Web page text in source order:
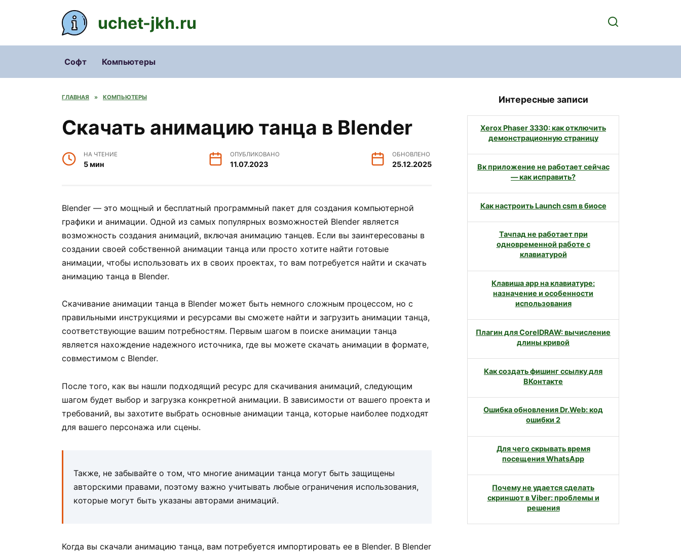
uchet-jkh.ru
Софт Компьютеры
ГЛАВНАЯ » КОМПЬЮТЕРЫ
Скачать анимацию танца в Blender
НА ЧТЕНИЕ
5 мин
ОПУБЛИКОВАНО
11.07.2023
ОБНОВЛЕНО
25.12.2025
Blender — это мощный и бесплатный программный пакет для создания компьютерной
графики и анимации. Одной из самых популярных возможностей Blender является
возможность создания анимаций, включая анимацию танцев. Если вы заинтересованы в
создании своей собственной анимации танца или просто хотите найти готовые
анимации, чтобы использовать их в своих проектах, то вам потребуется найти и скачать
анимацию танца в Blender.
Скачивание анимации танца в Blender может быть немного сложным процессом, но с
правильными инструкциями и ресурсами вы сможете найти и загрузить анимации танца,
соответствующие вашим потребностям. Первым шагом в поиске анимации танца
является нахождение надежного источника, где вы можете скачать анимации в формате,
совместимом с Blender.
После того, как вы нашли подходящий ресурс для скачивания анимаций, следующим
шагом будет выбор и загрузка конкретной анимации. В зависимости от вашего проекта и
требований, вы захотите выбрать основные анимации танца, которые наиболее подходят
для вашего персонажа или сцены.
Также, не забывайте о том, что многие анимации танца могут быть защищены
авторскими правами, поэтому важно учитывать любые ограничения использования,
которые могут быть указаны авторами анимаций.
Когда вы скачали анимацию танца, вам потребуется импортировать ее в Blender. В Blender
Интересные записи
Xerox Phaser 3330: как отключить
демонстрационную страницу
Вк приложение не работает сейчас
— как исправить?
Как настроить Launch csm в биосе
Тачпад не работает при
одновременной работе с
клавиатурой
Клавиша app на клавиатуре:
назначение и особенности
использования
Плагин для CorelDRAW: вычисление
длины кривой
Как создать фишинг ссылку для
ВКонтакте
Ошибка обновления Dr.Web: код
ошибки 2
Для чего скрывать время
посещения WhatsApp
Почему не удается сделать
скриншот в Viber: проблемы и
решения